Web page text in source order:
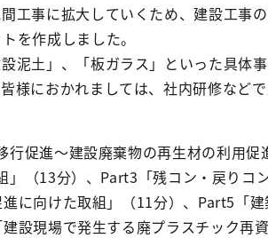
工事に拡大していくため、建設工事
を作成しました。
泥土」、「板ガラス」といった具体
様におかれましては、社内研修など
促進～建設廃棄物の再生材の利用促
（13分）、Part3「残コン・戻りコ
に向けた取組」（11分）、Part5「
設現場で発生する廃プラスチック再